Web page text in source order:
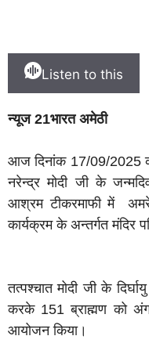
Listen to this
न्यूज 21भारत अमेठी
आज दिनांक 17/09/2025
नरेन्द्र मोदी जी के
आश्रम टीकरमाफी में
कार्यक्रम के अन्तर्गत मंदिर
तत्पश्चात मोदी जी के
करके 151 ब्राह्मण को
आयोजन किया।